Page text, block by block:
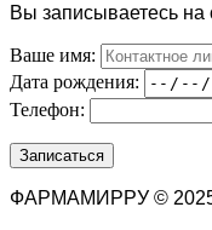
Вы записываетесь
Ваше имя:
Дата рождения:
Телефон:
ФАРМАМИРРУ ©